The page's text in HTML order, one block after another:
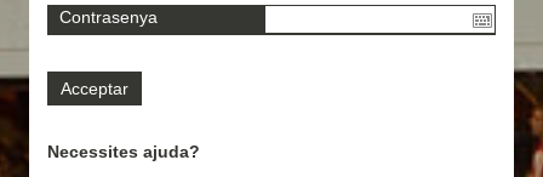
Contrasenya
Necessites ajuda?